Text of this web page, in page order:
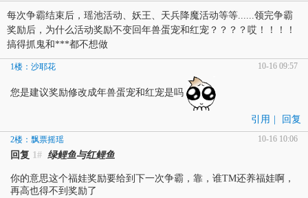
每次争霸结束后，瑶池活动、妖王、天兵降魔活动等等......领完争霸
奖励后，为什么活动奖励不变回年兽蛋宠和红宠？？？？哎！！！！
搞得抓鬼和***都不想做
1楼：沙耶花 10-16 09:57
您是建议奖励修改成年兽蛋宠和红宠是吗
引用 回复
2楼：飘票摇瑶 10-16 10:06
回复 1# 绿鲤鱼与红鲤鱼
你的意思这个福娃奖励要给到下一次争霸，靠，谁TM还养福娃啊，
再高也得不到奖励了